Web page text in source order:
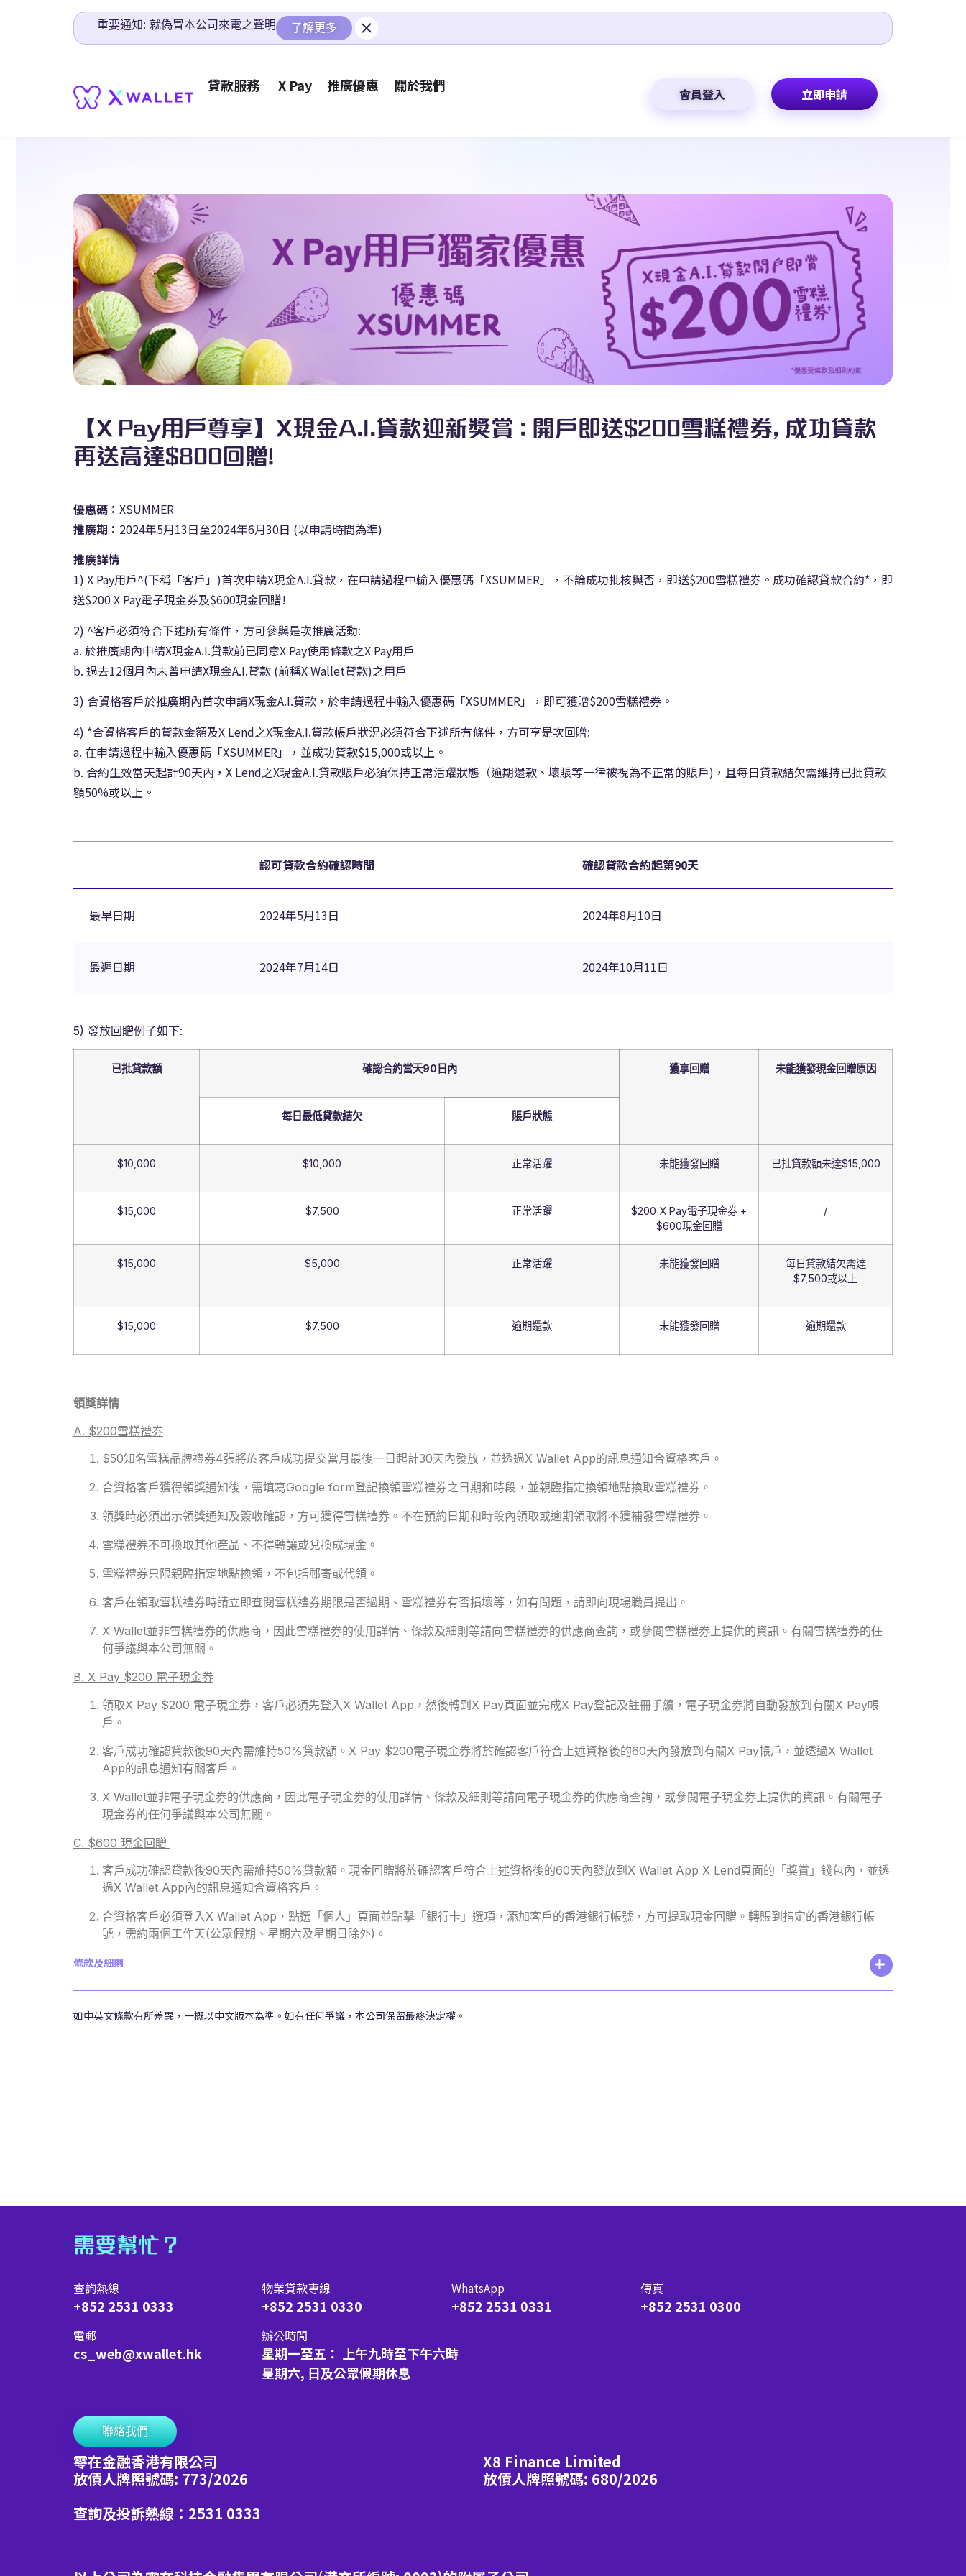
重要通知: 就偽冒本公司來電之聲明 了解更多
貸款服務 X Pay 推廣優惠 關於我們 會員登入 立即申請
【X Pay用戶尊享】X現金A.I.貸款迎新獎賞 : 開戶即送$200雪糕禮券, 成功貸款
再送高達$800回贈!
優惠碼： XSUMMER
推廣期： 2024年5月13日至2024年6月30日 (以申請時間為準)
推廣詳情
1) X Pay用戶^(下稱「客戶」)首次申請X現金A.I.貸款，在申請過程中輸入優惠碼「XSUMMER」，不論成功批核與否，即送$200雪糕禮券。成功確認貸款合約*，即
送$200 X Pay電子現金券及$600現金回贈!
2) ^客戶必須符合下述所有條件，方可參與是次推廣活動:
a. 於推廣期內申請X現金A.I.貸款前已同意X Pay使用條款之X Pay用戶
b. 過去12個月內未曾申請X現金A.I.貸款 (前稱X Wallet貸款)之用戶
3) 合資格客戶於推廣期內首次申請X現金A.I.貸款，於申請過程中輸入優惠碼「XSUMMER」，即可獲贈$200雪糕禮券。
4) *合資格客戶的貸款金額及X Lend之X現金A.I.貸款帳戶狀況必須符合下述所有條件，方可享是次回贈:
a. 在申請過程中輸入優惠碼「XSUMMER」，並成功貸款$15,000或以上。
b. 合約生效當天起計90天內，X Lend之X現金A.I.貸款賬戶必須保持正常活躍狀態（逾期還款、壞賬等一律被視為不正常的賬戶)，且每日貸款結欠需維持已批貸款
額50%或以上。
認可貸款合約確認時間 確認貸款合約起第90天
最早日期 2024年5月13日 2024年8月10日
最遲日期 2024年7月14日 2024年10月11日
5) 發放回贈例子如下:
已批貸款額 確認合約當天90日內 獲享回贈 未能獲發現金回贈原因
每日最低貸款結欠 賬戶狀態
$10,000 $10,000 正常活躍 未能獲發回贈 已批貸款額未達$15,000
$15,000 $7,500 正常活躍
$200 X Pay電子現金券 +
$600現金回贈
/
$15,000 $5,000 正常活躍 未能獲發回贈
每日貸款結欠需達
$7,500或以上
$15,000 $7,500 逾期還款 未能獲發回贈 逾期還款
領獎詳情
A. $200雪糕禮券
$50知名雪糕品牌禮券4張將於客戶成功提交當月最後一日起計30天內發放，並透過X Wallet App的訊息通知合資格客戶。
合資格客戶獲得領獎通知後，需填寫Google form登記換領雪糕禮券之日期和時段，並親臨指定換領地點換取雪糕禮券。
領獎時必須出示領獎通知及簽收確認，方可獲得雪糕禮券。不在預約日期和時段內領取或逾期領取將不獲補發雪糕禮券。
雪糕禮券不可換取其他產品、不得轉讓或兌換成現金。
雪糕禮券只限親臨指定地點換領，不包括郵寄或代領。
客戶在領取雪糕禮券時請立即查閱雪糕禮券期限是否過期、雪糕禮券有否損壞等，如有問題，請即向現場職員提出。
X Wallet並非雪糕禮券的供應商，因此雪糕禮券的使用詳情、條款及細則等請向雪糕禮券的供應商查詢，或參閱雪糕禮券上提供的資訊。有關雪糕禮券的任
何爭議與本公司無關。
B. X Pay $200 電子現金券
領取X Pay $200 電子現金券，客戶必須先登入X Wallet App，然後轉到X Pay頁面並完成X Pay登記及註冊手續，電子現金券將自動發放到有關X Pay帳
戶。
客戶成功確認貸款後90天內需維持50%貸款額。X Pay $200電子現金券將於確認客戶符合上述資格後的60天內發放到有關X Pay帳戶，並透過X Wallet
App的訊息通知有關客戶。
X Wallet並非電子現金券的供應商，因此電子現金券的使用詳情、條款及細則等請向電子現金券的供應商查詢，或參閱電子現金券上提供的資訊。有關電子
現金券的任何爭議與本公司無關。
C. $600 現金回贈
客戶成功確認貸款後90天內需維持50%貸款額。現金回贈將於確認客戶符合上述資格後的60天內發放到X Wallet App X Lend頁面的「獎賞」錢包內，並透
過X Wallet App內的訊息通知合資格客戶。
合資格客戶必須登入X Wallet App，點選「個人」頁面並點擊「銀行卡」選項，添加客戶的香港銀行帳號，方可提取現金回贈。轉賬到指定的香港銀行帳
號，需約兩個工作天(公眾假期、星期六及星期日除外)。
條款及細則
如中英文條款有所差異，一概以中文版本為準。如有任何爭議，本公司保留最終決定權。
需要幫忙？
查詢熱線
+852 2531 0333
電郵
cs_web@xwallet.hk
物業貸款專線
+852 2531 0330
WhatsApp
+852 2531 0331
傳真
+852 2531 0300
辦公時間
星期一至五： 上午九時至下午六時
星期六, 日及公眾假期休息
聯絡我們
零在金融香港有限公司
放債人牌照號碼: 773/2026
X8 Finance Limited
放債人牌照號碼: 680/2026
查詢及投訴熱線：2531 0333